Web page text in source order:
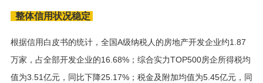
整体信用状况稳定
根据信用白皮书的统计，全国A级纳税人的房地产开发企业约1.87
万家，占全部开发企业的16.68%；综合实力TOP500房企所得税均
值为3.51亿元，同比下降25.17%；税金及附加均值为5.45亿元，同